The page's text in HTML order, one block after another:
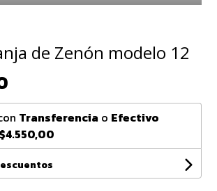
de Zenón modelo 12
Transferencia o Efectivo
$4.550,00